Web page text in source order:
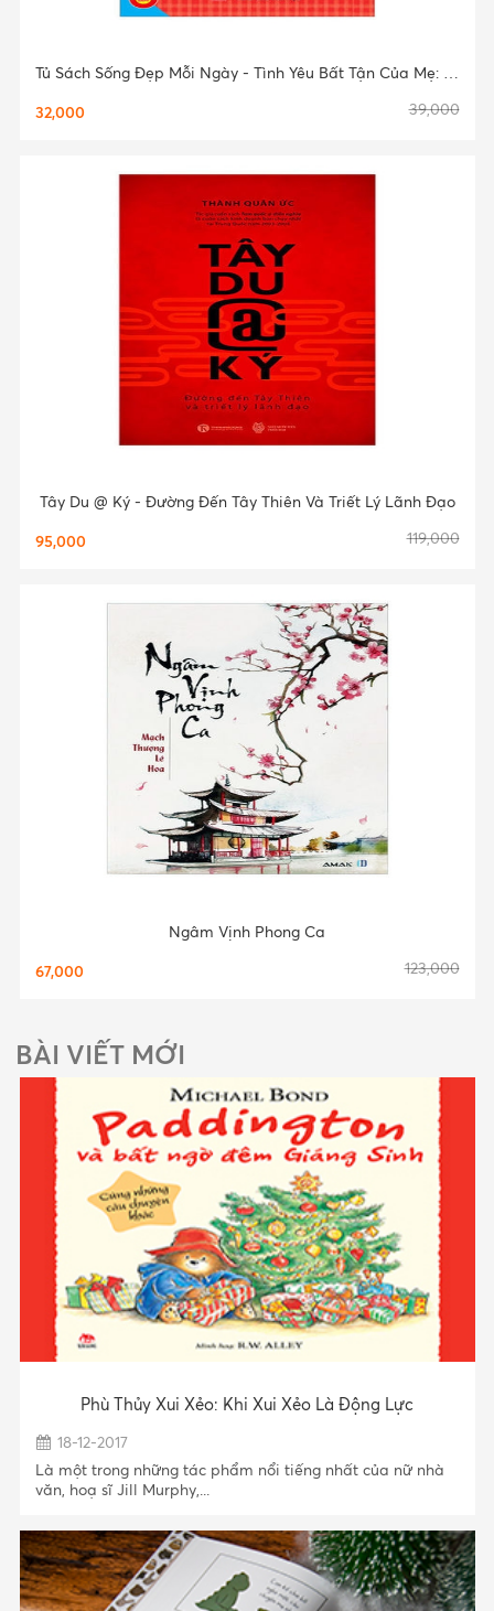
32,000 39,000
Tây Du @ Ký - Đường Đến Tây Thiên Và Triết Lý Lãnh Đạo
95,000 119,000
Ngâm Vịnh Phong Ca
67,000 123,000
BÀI VIẾT MỚI
Phù Thủy Xui Xẻo: Khi Xui Xẻo Là Động Lực
18-12-2017
Là một trong những tác phẩm nổi tiếng nhất của nữ nhà
văn, hoạ sĩ Jill Murphy,...